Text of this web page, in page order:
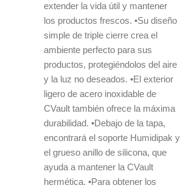
extender la vida útil y mantener
los productos frescos. •Su diseño
simple de triple cierre crea el
ambiente perfecto para sus
productos, protegiéndolos del aire
y la luz no deseados. •El exterior
ligero de acero inoxidable de
CVault también ofrece la máxima
durabilidad. •Debajo de la tapa,
encontrará el soporte Humidipak y
el grueso anillo de silicona, que
ayuda a mantener la CVault
hermética. •Para obtener los